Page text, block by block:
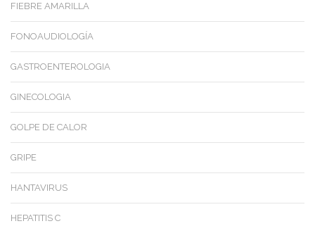
FIEBRE AMARILLA
FONOAUDIOLOGÍA
GASTROENTEROLOGIA
GINECOLOGIA
GOLPE DE CALOR
GRIPE
HANTAVIRUS
HEPATITIS C